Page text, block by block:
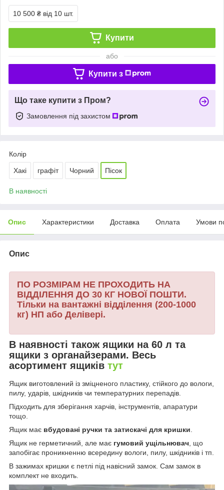
10 500 ₴ від 10 шт.
Купити
або
Купити з
Що таке купити з Пром?
Замовлення під захистом
Колір
Хакі графіт Чорний Пісок
В наявності
Опис Характеристики Доставка Оплата Умови
Опис
ПО РОЗМІРАМ НЕ ПРОХОДИТЬ НА
ВІДДІЛЕННЯ ДО 30 КГ НОВОЇ ПОШТИ.
Тільки на вантажні відділення (200-1000
кг) НП або Делівері.
В наявності також ящики на 60 л та
ящики з органайзерами. Весь
асортимент ящиків тут
Ящик виготовлений із зміцненого пластику, стійкого до вологи,
пилу, ударів, шкідників чи температурних перепадів.
Підходить для зберігання харчів, інструментів, апаратури
тощо.
Ящик має вбудовані ручки та затискачі для кришки
Ящик не герметичний, але має гумовий ущільнювач , що
запобігає проникненню всередину вологи, пилу, шкідників і тп.
В зажимах кришки є петлі під навісний замок. Сам замок в
комплект не входить.